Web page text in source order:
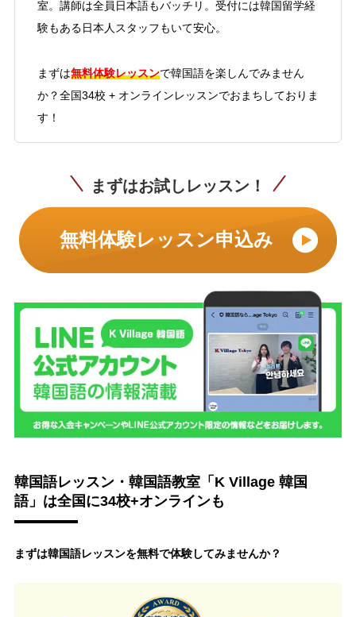
室。講師は全員日本語もバッチリ。受付には韓国留学経
験もある日本人スタッフもいて安心。
まずは無料体験レッスンで韓国語を楽しんでみません
か？全国34校 + オンラインレッスンでおまちしておりま
す！
まずはお試しレッスン！
無料体験レッスン申込み
韓国語レッスン・韓国語教室「K Village 韓国
語」は全国に34校+オンラインも
まずは韓国語レッスンを無料で体験してみませんか？